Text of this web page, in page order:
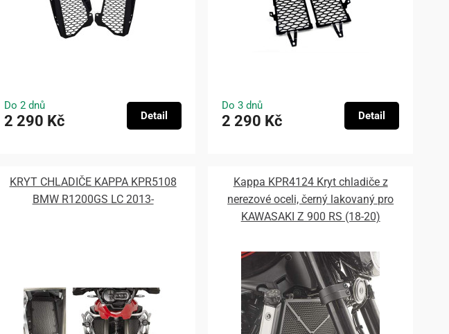
Do 2 dnů
2 290 Kč Detail
Do 3 dnů
2 290 Kč Detail
KRYT CHLADIČE KAPPA KPR5108
BMW R1200GS LC 2013-
Kappa KPR4124 Kryt chladiče z
nerezové oceli, černý lakovaný pro
KAWASAKI Z 900 RS (18-20)